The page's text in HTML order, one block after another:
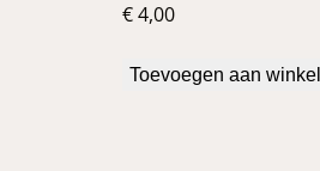
€4,00
Toevoegen aan